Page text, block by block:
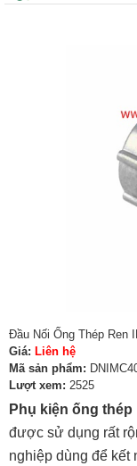
Đầu Nối Ống Thép Ren
Giá: Liên hệ
Mã sản phẩm:
Lượt xem: 2525
Phụ kiện ống thép
được sử dụng rất
nghiệp dùng để kết